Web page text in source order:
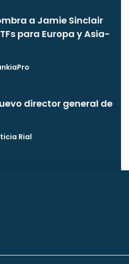
a Jamie Sinclair
para Europa y Asia-
director general de
Rial